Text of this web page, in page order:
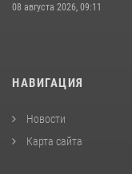
08 августа 2026, 09:11
НАВИГАЦИЯ
Новости
Карта сайта